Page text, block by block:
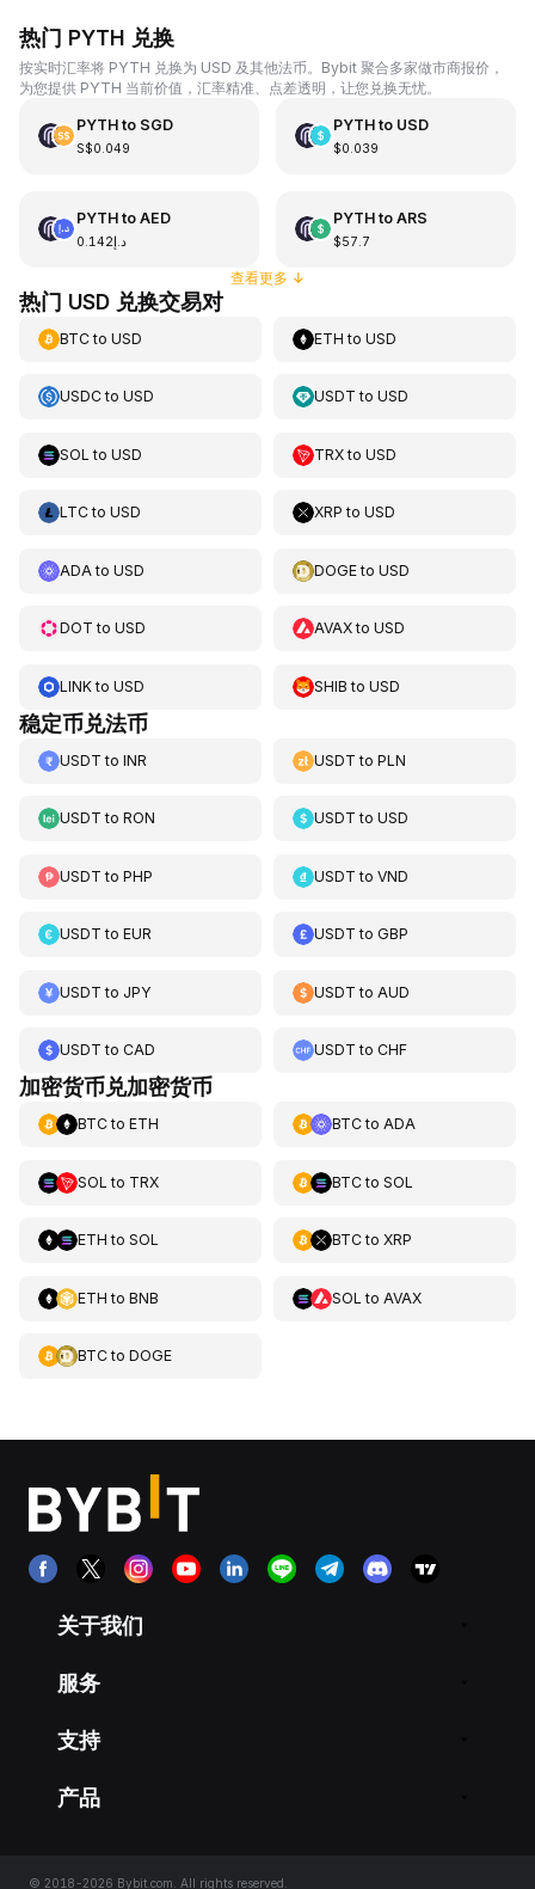
热门 PYTH 兑换
按实时汇率将 PYTH 兑换为 USD 及其他法币。Bybit 聚合多家做市商报价，
为您提供 PYTH 当前价值，汇率精准、点差透明，让您兑换无忧。
PYTHto SGD
S$0.049
PYTHto USD
$0.039
PYTHto AED
د.إ0.142
PYTHto ARS
$57.7
查看更多 ↓
热门 USD 兑换交易对
BTCto USD ETH toUSD
USDCto USD USDT toUSD
SOL to USD TRXtoUSD
LTCto USD XRP toUSD
ADA to USD DOGEtoUSD
DOT to USD AVAXtoUSD
LINKto USD SHIB toUSD
稳定币兑法币
USDT to INR USDT toPLN
USDT to RON USDT toUSD
USDT to PHP USDT toVND
USDT to EUR USDT toGBP
USDT to JPY USDT to AUD
USDT to CAD USDT toCHF
加密货币兑加密货币
BTCto ETH BTCto ADA
SOL to TRX BTCto SOL
ETH to SOL BTCto XRP
ETH to BNB SOL to AVAX
BTCto DOGE
关于我们
服务
支持
产品
© 2018-2026 Bybit.com. All rights reserved.